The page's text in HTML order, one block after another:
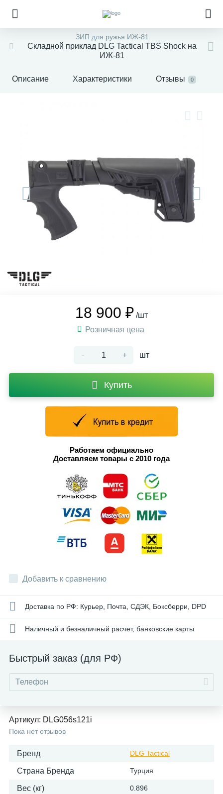
ЗИП для ружья ИЖ-81
Складной приклад DLG Tactical TBS Shock на
ИЖ-81
Описание Характеристики Отзывы 0
18 900 ₽ /шт
Розничная цена
- + шт
Купить
Работаем официально
Доставляем товары с 2010 года
Добавить к сравнению
Доставка по РФ: Курьер, Почта, СДЭК, Боксберри, DPD
Наличный и безналичный расчет, банковские карты
Быстрый заказ (для РФ)
Артикул: DLG056s121i
Пока нет отзывов
Бренд DLG Tactical
Страна Бренда Турция
Вес (кг) 0.896